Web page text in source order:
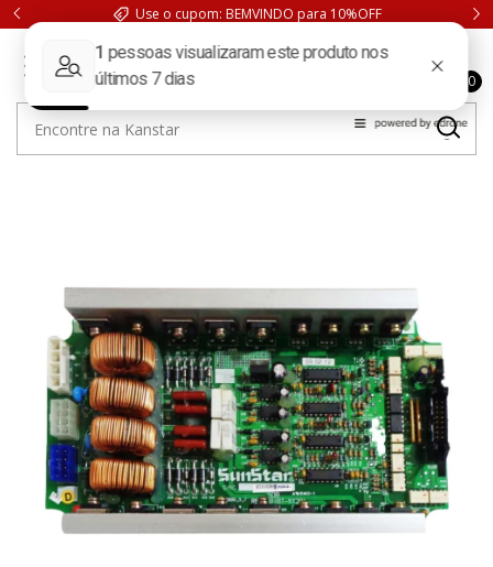
FRETE GRÁTIS. Compras acima de 199,90 para São Paulo
0